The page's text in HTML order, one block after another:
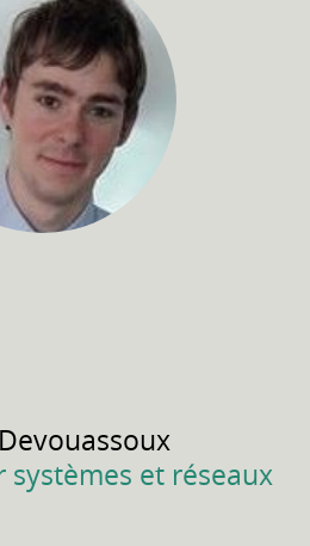
Devouassoux
et réseaux